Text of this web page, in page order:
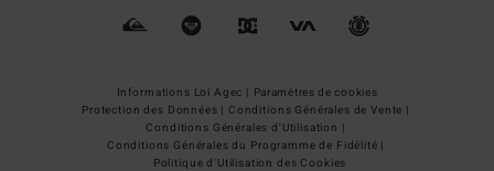
Informations Loi Agec | Paramètres de cookies
Protection des Données | Conditions Générales de Vente |
Conditions Générales d'Utilisation |
Conditions Générales du Programme de Fidélité |
Politique d'Utilisation des Cookies